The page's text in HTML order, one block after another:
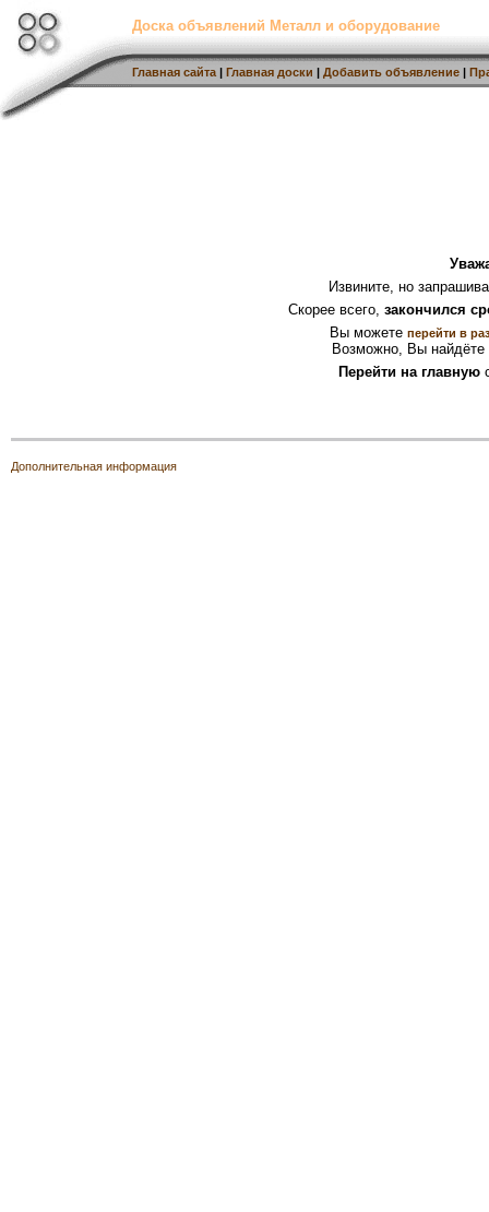
Доска объявлений Металл и оборудование
Главная сайта | Главная доски | Добавить объявление |
Извините, но
Скорее всего, закончился
Вы можете перейти в
Возможно, Вы найдёте
Перейти на главную
Дополнительная информация